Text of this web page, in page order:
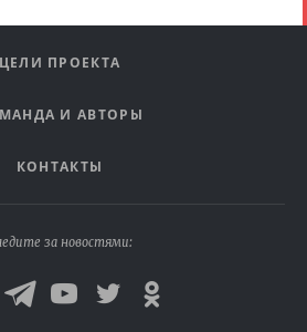
ЦЕЛИ ПРОЕКТА
И АВТОРЫ
КОНТАКТЫ
за новостями: